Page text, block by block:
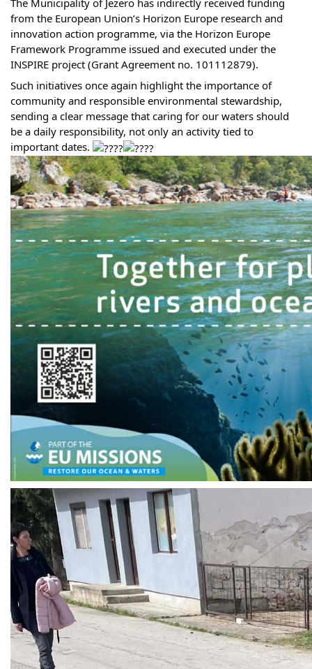
The Municipality of Jezero has indirectly received funding
from the European Union’s Horizon Europe research and
innovation action programme, via the Horizon Europe
Framework Programme issued and executed under the
INSPIRE project (Grant Agreement no. 101112879).
Such initiatives once again highlight the importance of
community and responsible environmental stewardship,
sending a clear message that caring for our waters should
be a daily responsibility, not only an activity tied to
important dates.